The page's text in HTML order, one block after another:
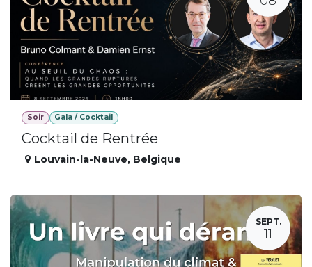
Soir Gala / Cocktail
Cocktail de Rentrée
Louvain-la-Neuve, Belgique
SEPT.
11